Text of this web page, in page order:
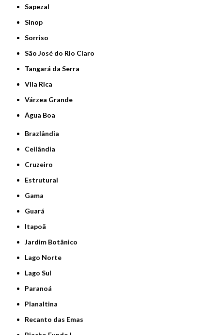
Sapezal
Sinop
Sorriso
São José do Rio Claro
Tangará da Serra
Vila Rica
Várzea Grande
Água Boa
Brazlândia
Ceilândia
Cruzeiro
Estrutural
Gama
Guará
Itapoã
Jardim Botânico
Lago Norte
Lago Sul
Paranoá
Planaltina
Recanto das Emas